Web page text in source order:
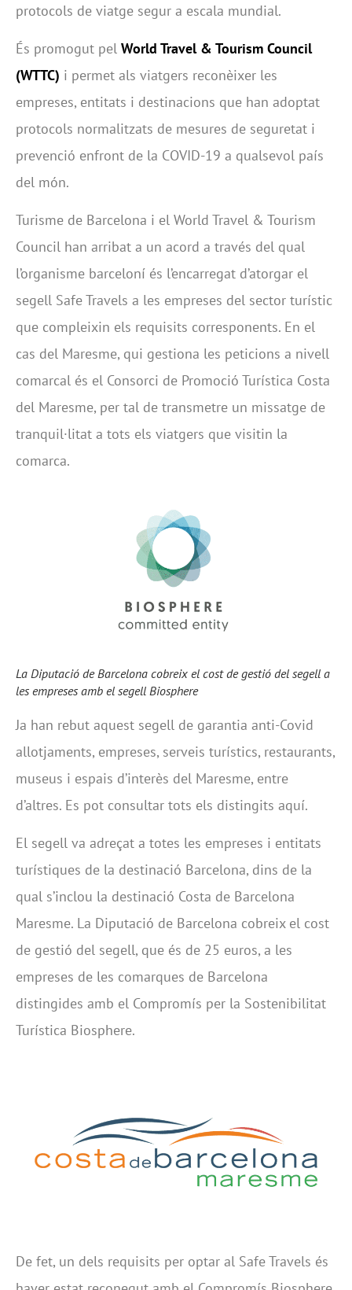
protocols de viatge segur a escala mundial.
És promogut pel World Travel & Tourism Council
(WTTC) i permet als viatgers reconèixer les
empreses, entitats i destinacions que han adoptat
protocols normalitzats de mesures de seguretat i
prevenció enfront de la COVID-19 a qualsevol país
del món.
Turisme de Barcelona i el World Travel & Tourism
Council han arribat a un acord a través del qual
l’organisme barceloní és l’encarregat d’atorgar el
segell Safe Travels a les empreses del sector turístic
que compleixin els requisits corresponents. En el
cas del Maresme, qui gestiona les peticions a nivell
comarcal és el Consorci de Promoció Turística Costa
del Maresme, per tal de transmetre un missatge de
tranquil·litat a tots els viatgers que visitin la
comarca.
La Diputació de Barcelona cobreix el cost de gestió del segell a
les empreses amb el segell Biosphere
Ja han rebut aquest segell de garantia anti-Covid
allotjaments, empreses, serveis turístics, restaurants,
museus i espais d’interès del Maresme, entre
d’altres. Es pot consultar tots els distingits aquí.
El segell va adreçat a totes les empreses i entitats
turístiques de la destinació Barcelona, dins de la
qual s’inclou la destinació Costa de Barcelona
Maresme. La Diputació de Barcelona cobreix el cost
de gestió del segell, que és de 25 euros, a les
empreses de les comarques de Barcelona
distingides amb el Compromís per la Sostenibilitat
Turística Biosphere.
De fet, un dels requisits per optar al Safe Travels és